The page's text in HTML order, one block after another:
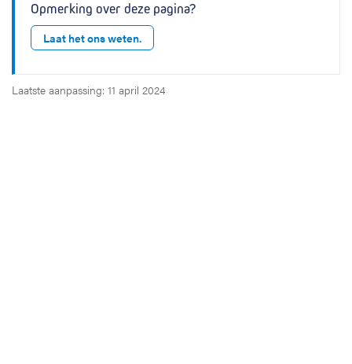
Opmerking over deze pagina?
Laat het ons weten.
Laatste aanpassing: 11 april 2024